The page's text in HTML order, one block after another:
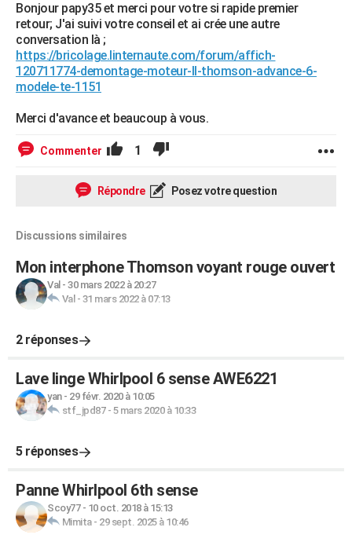
Bonjour papy35 et merci pour votre si rapide premier
retour; J'ai suivi votre conseil et ai crée une autre
conversation là ;
https://bricolage.linternaute.com/forum/affich-
120711774-demontage-moteur-ll-thomson-advance-6-
modele-te-1151
Merci d'avance et beaucoup à vous.
Commenter 1
Répondre Posez votre question
Discussions similaires
Mon interphone Thomson voyant rouge ouvert
Val - 30 mars 2022 à 20:27
Val - 31 mars 2022 à 07:13
2 réponses
Lave linge Whirlpool 6 sense AWE6221
yan- 29 févr. 2020 à 10:05
stf_jpd87- 5 mars 2020 à 10:33
5 réponses
Panne Whirlpool 6th sense
Scoy77- 10 oct. 2018 à 15:13
Mimita- 29 sept. 2025 à 10:46